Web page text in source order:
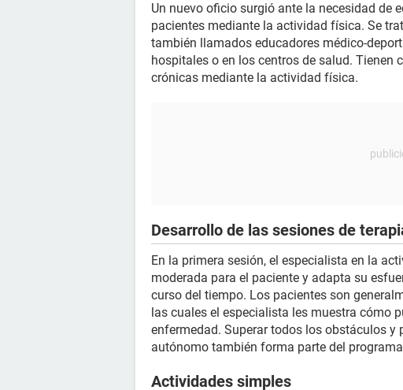
Un nuevo oficio surgió ante la necesidad de
pacientes mediante la actividad física. Se
también llamados educadores médico-
hospitales o en los centros de salud. Tienen
crónicas mediante la actividad física.
Desarrollo de las sesiones de
En la primera sesión, el especialista en la
moderada para el paciente y adapta su
curso del tiempo. Los pacientes son
las cuales el especialista les muestra cómo
enfermedad. Superar todos los obstáculos
autónomo también forma parte del
Actividades simples